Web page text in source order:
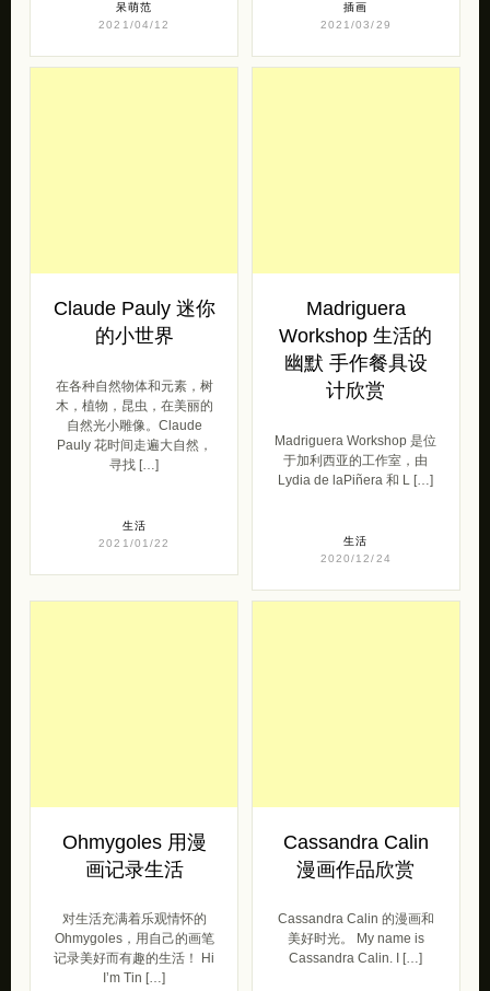
呆萌范
2021/04/12
插画
2021/03/29
Claude Pauly 迷你
的小世界
在各种自然物体和元素，树
木，植物，昆虫，在美丽的
自然光小雕像。Claude
Pauly 花时间走遍大自然，
寻找 […]
生活
2021/01/22
Madriguera
Workshop 生活的
幽默 手作餐具设
计欣赏
Madriguera Workshop 是位
于加利西亚的工作室，由
Lydia de laPiñera 和 L […]
生活
2020/12/24
Ohmygoles 用漫
画记录生活
对生活充满着乐观情怀的
Ohmygoles，用自己的画笔
记录美好而有趣的生活！ Hi
I’m Tin […]
Cassandra Calin
漫画作品欣赏
Cassandra Calin 的漫画和
美好时光。 My name is
Cassandra Calin. I […]